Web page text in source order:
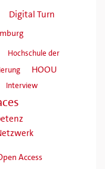
Digital Turn
Hochschule der
HOOU
Interview
Access